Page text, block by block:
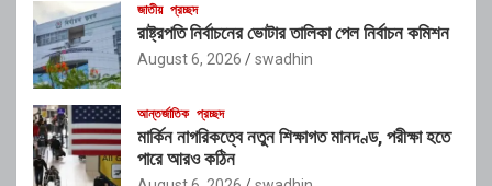
জাতীয় প্রচ্ছদ
রাষ্ট্রপতি নির্বাচনের ভোটার তালিকা পেল নির্বাচন কমিশন
August 6, 2026 swadhin
আন্তর্জাতিক প্রচ্ছদ
মার্কিন নাগরিকত্বে নতুন শিক্ষাগত মানদণ্ড, পরীক্ষা হতে
পারে আরও কঠিন